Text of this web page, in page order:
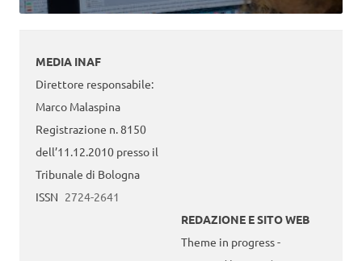
MEDIA INAF
Direttore responsabile:
Marco Malaspina
Registrazione n. 8150
dell’11.12.2010 presso il
Tribunale di Bologna
ISSN 2724-2641
REDAZIONE E SITO WEB
Theme in progress -